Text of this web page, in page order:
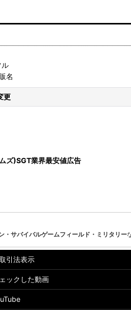
ル
名
更
・サバイバルゲームフィールド・ミリタリー
引法表示
ックした動画